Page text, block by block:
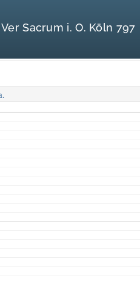
Sacrum i. O. Köln 797